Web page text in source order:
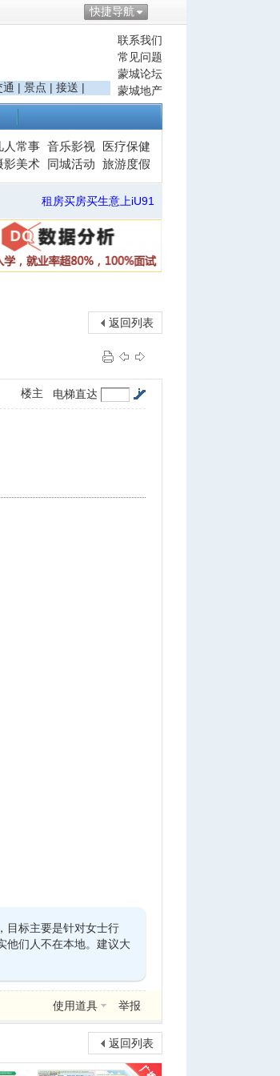
快捷导航
联系我们
常见问题
蒙城论坛
蒙城地产
通 | 景点 | 接送 |
人常事 音乐影视
医疗保健
影美术 同城活动 旅游度假
租房买房买生意上iU91
返回列表
电梯直达
楼主
目标主要是针对女士行
他们人不在本地。建议大
使用道具 举报
返回列表